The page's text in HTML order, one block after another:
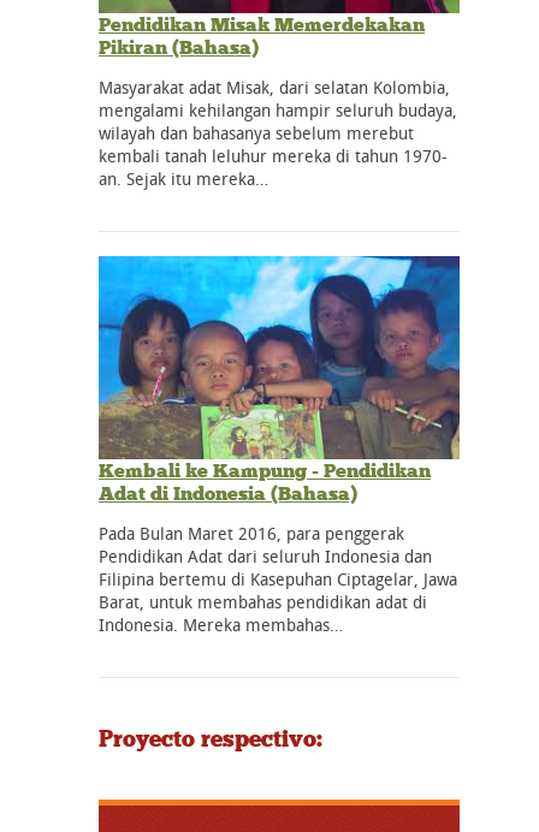
Pendidikan Misak Memerdekakan
Pikiran (Bahasa)
Masyarakat adat Misak, dari selatan Kolombia,
mengalami kehilangan hampir seluruh budaya,
wilayah dan bahasanya sebelum merebut
kembali tanah leluhur mereka di tahun 1970-
an. Sejak itu mereka…
Kembali ke Kampung - Pendidikan
Adat di Indonesia (Bahasa)
Pada Bulan Maret 2016, para penggerak
Pendidikan Adat dari seluruh Indonesia dan
Filipina bertemu di Kasepuhan Ciptagelar, Jawa
Barat, untuk membahas pendidikan adat di
Indonesia. Mereka membahas…
Proyecto respectivo: